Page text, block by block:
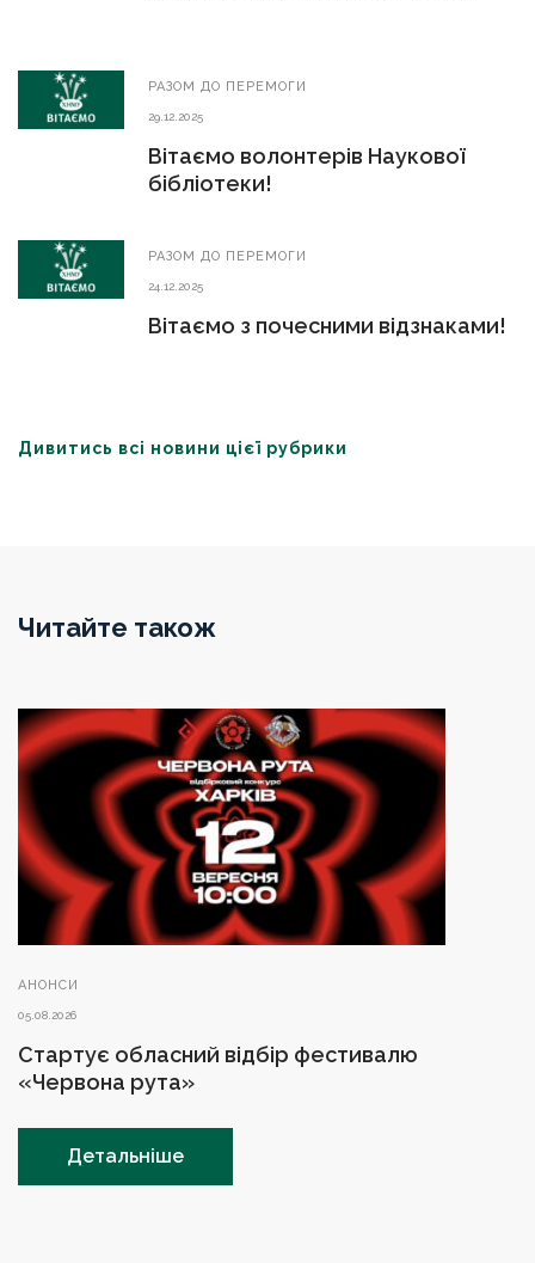
РАЗОМ ДО ПЕРЕМОГИ
29.12.2025
Вітаємо волонтерів Наукової
бібліотеки!
РАЗОМ ДО ПЕРЕМОГИ
24.12.2025
Вітаємо з почесними відзнаками!
Дивитись всі новини цієї рубрики
Читайте також
АНОНСИ
05.08.2026
Стартує обласний відбір фестивалю
«Червона рута»
Детальніше